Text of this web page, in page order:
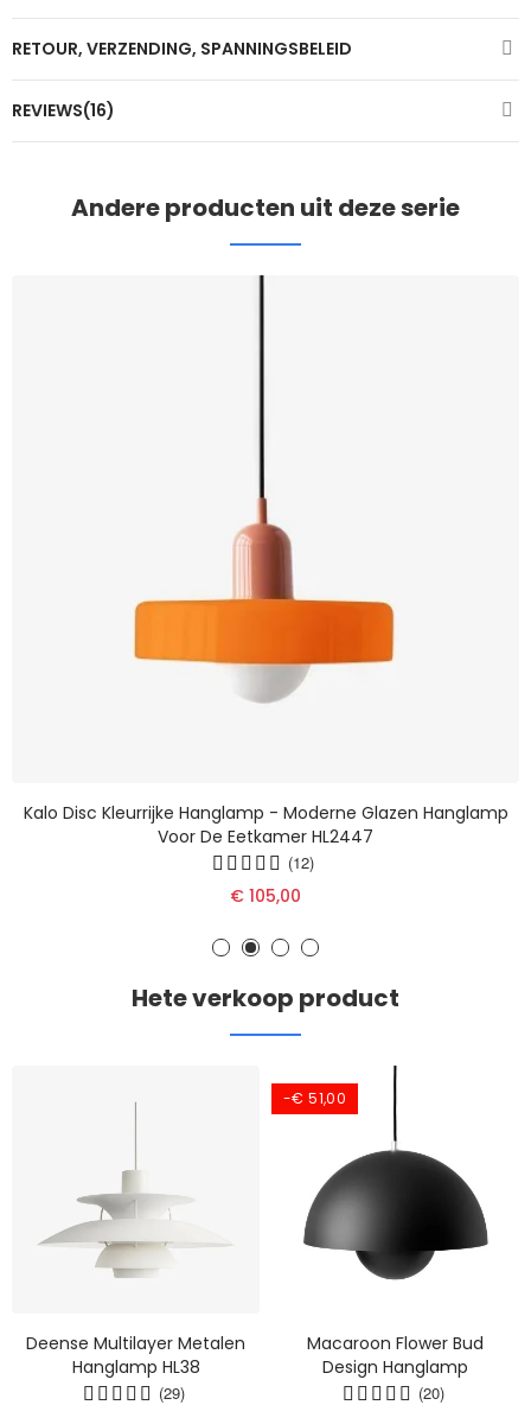
RETOUR, VERZENDING, SPANNINGSBELEID
REVIEWS(16)
Andere producten uit deze serie
Kalo Disc Kleurrijke Hanglamp - Moderne Glazen Hanglamp
Voor De Eetkamer HL2447
(12)
€ 105,00
Hete verkoop product
Deense Multilayer Metalen
Hanglamp HL38
(29)
-€ 51,00
Macaroon Flower Bud
Design Hanglamp
(20)